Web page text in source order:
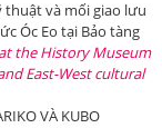
thuật và mối giao lưu
Óc Eo tại Bảo tàng
the History Museum
East-West cultural
VÀ KUBO